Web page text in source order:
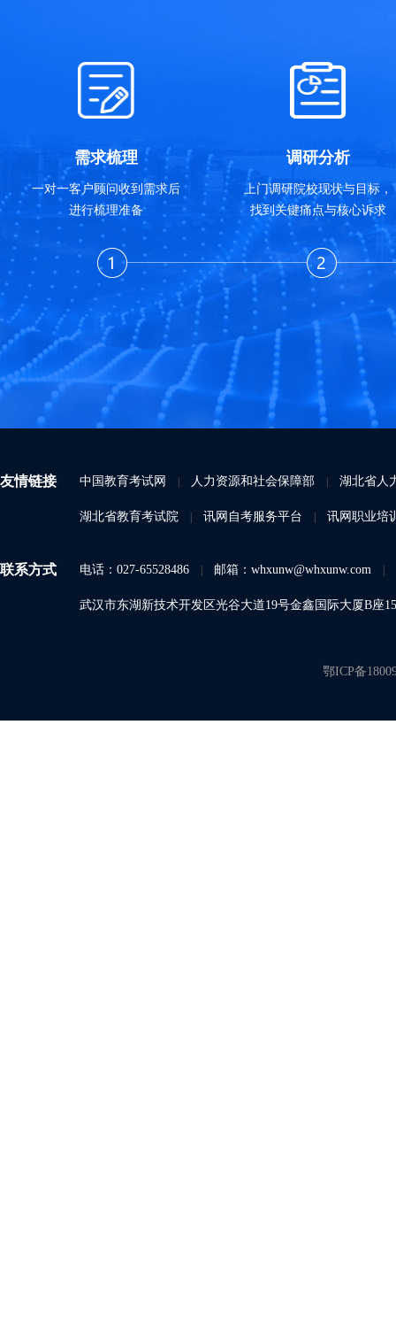
需求梳理
一对一客户顾问收到需求后
进行梳理准备
调研分析
上门调研院校现状与目标，
找到关键痛点与核心诉求
友情链接 中国教育考试网 人力资源和社会保障部 湖北省人
湖北省教育考试院 讯网自考服务平台 讯网职业培
联系方式 电话：027-65528486 邮箱：whxunw@whxunw.com
武汉市东湖新技术开发区光谷大道19号金鑫国际大厦B座
鄂ICP备